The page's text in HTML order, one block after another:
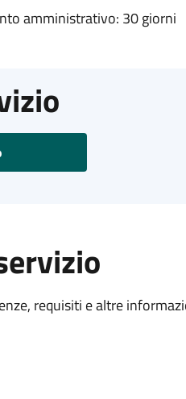
amministrativo: 30 giorni
requisiti e altre